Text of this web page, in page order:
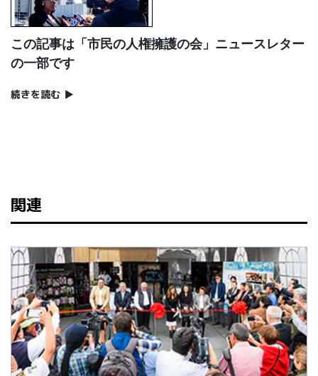
この記事は「市民の人権擁護の会」ニュースレター
の一部です
続きを読む ▶
関連